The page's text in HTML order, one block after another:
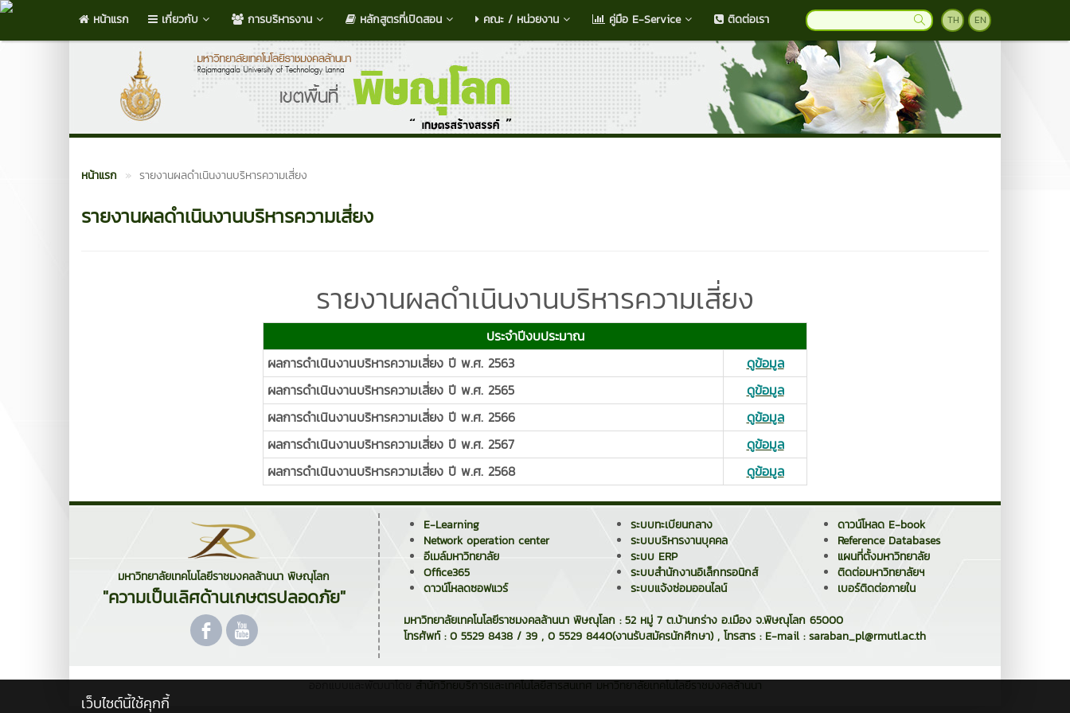
หน้าแรก เกี่ยวกับ การบริหารงาน หลักสูตรที่เปิดสอน คณะ / หน่วยงาน คู่มือ E-Service ติดต่อเรา TH EN
หน้าแรก รายงานผลดำเนินงานบริหารความเสี่ยง
รายงานผลดำเนินงานบริหารความเสี่ยง
รายงานผลดำเนินงานบริหารความเสี่ยง
ประจำปีงบประมาณ
ผลการดำเนินงานบริหารความเสี่ยง ปี พ.ศ. 2563
ดูข้อมูล
ผลการดำเนินงานบริหารความเสี่ยง ปี พ.ศ. 2565
ดูข้อมูล
ผลการดำเนินงานบริหารความเสี่ยง ปี พ.ศ. 2566
ดูข้อมูล
ผลการดำเนินงานบริหารความเสี่ยง ปี พ.ศ. 2567
ดูข้อมูล
ผลการดำเนินงานบริหารความเสี่ยง ปี พ.ศ. 2568
ดูข้อมูล
มหาวิทยาลัยเทคโนโลยีราชมงคลล้านนา พิษณุโลก
"ความเป็นเลิศด้านเกษตรปลอดภัย"
E-Learning
Network operation center
อีเมล์มหาวิทยาลัย
Office365
ดาวน์โหลดซอฟแวร์
ระบบทะเบียนกลาง
ระบบบริหารงานบุคคล
ระบบ ERP
ระบบสำนักงานอิเล็กทรอนิกส์
ระบบแจ้งซ่อมออนไลน์
ดาวน์โหลด E-book
Reference Databases
แผนที่ตั้งมหาวิทยาลัย
ติดต่อมหาวิทยาลัยฯ
เบอร์ติดต่อภายใน
มหาวิทยาลัยเทคโนโลยีราชมงคลล้านนา พิษณุโลก : 52 หมู่ 7 ต.บ้านกร่าง อ.เมือง จ.พิษณุโลก 65000
โทรศัพท์ : 0 5529 8438 / 39 , 0 5529 8440(งานรับสมัครนักศึกษา) , โทรสาร : E-mail : saraban_pl@rmutl.ac.th
เว็บไซต์นี้ใช้คุกกี้
สำนักวิทยบริการและเทคโนโลยีสารสนเทศ มหาวิทยาลัยเทคโนโลยีราชมงคลล้านนา